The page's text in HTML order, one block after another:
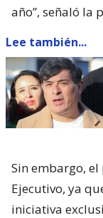
año”, señaló la
Lee también...
Sin embargo,
Ejecutivo, ya
iniciativa